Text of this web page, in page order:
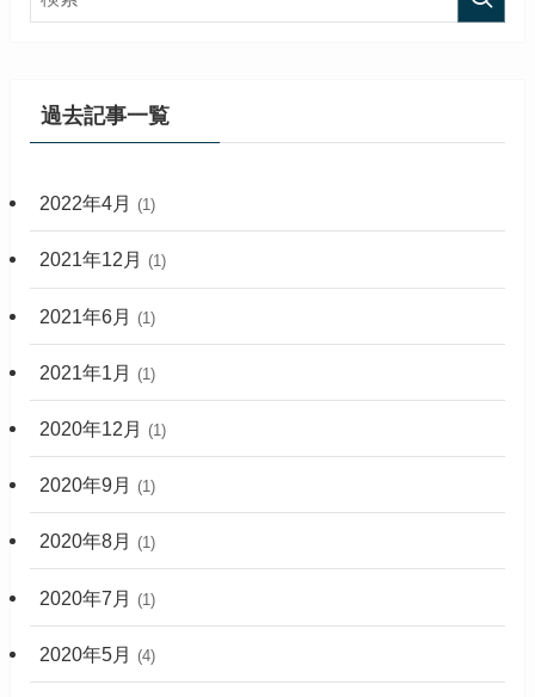
過去記事一覧
2022年4月 (1)
2021年12月 (1)
2021年6月 (1)
2021年1月 (1)
2020年12月 (1)
2020年9月 (1)
2020年8月 (1)
2020年7月 (1)
2020年5月 (4)